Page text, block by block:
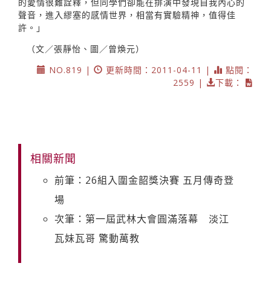
聲音，進入繆塞的感情世界，相當有實驗精神，值得佳
許。」
（文／張靜怡、圖／曾煥元）
NO.819 |
更新時間：2011-04-11 |
點閱：
2559 |
下載：
相關新聞
前筆：26組入圍金韶獎決賽 五月傳奇登
場
次筆：第一屆武林大會圓滿落幕 淡江
瓦妹瓦哥 驚動萬教